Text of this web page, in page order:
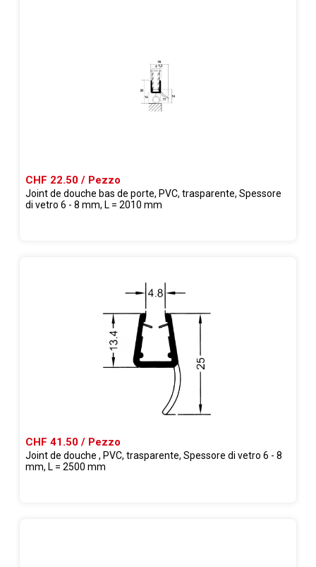
CHF 22.50 / Pezzo
Joint de douche bas de porte, PVC, trasparente, Spessore
di vetro 6 - 8 mm, L = 2010 mm
CHF 41.50 / Pezzo
Joint de douche , PVC, trasparente, Spessore di vetro 6 - 8
mm, L = 2500 mm